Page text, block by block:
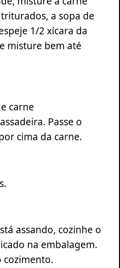
a sopa de
1/2 xícara da
misture bem até
carne
Passe o
cima da carne.
assando, cozinhe o
na embalagem.
cozimento.